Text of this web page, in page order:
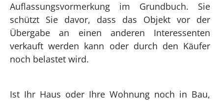
Auflassungsvormerkung im Grundbuch. Sie
schützt Sie davor, dass das Objekt vor der
Übergabe an einen anderen Interessenten
verkauft werden kann oder durch den Käufer
noch belastet wird.
Ist Ihr Haus oder Ihre Wohnung noch in Bau,